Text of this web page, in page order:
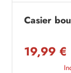
Casier
19,99 €